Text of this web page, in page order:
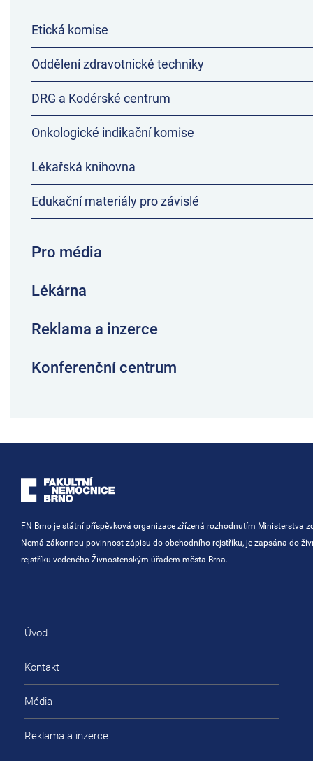
Etická komise
Oddělení zdravotnické techniky
DRG a Kodérské centrum
Onkologické indikační komise
Lékařská knihovna
Edukační materiály pro závislé
Pro média
Lékárna
Reklama a inzerce
Konferenční centrum
FN Brno je státní příspěvková organizace zřízená rozhodnutím Ministerstva
Nemá zákonnou povinnost zápisu do obchodního rejstříku, je zapsána do
rejstříku vedeného Živnostenským úřadem města Brna.
Úvod
Kontakt
Média
Reklama a inzerce